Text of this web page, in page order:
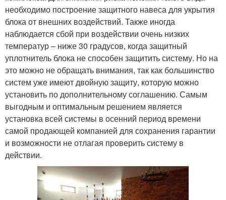
необходимо построение защитного навеса для укрытия
блока от внешних воздействий. Также иногда
наблюдается сбой при воздействии очень низких
температур – ниже 30 градусов, когда защитный
уплотнитель блока не способен защитить систему. Но на
это можно не обращать внимания, так как большинство
систем уже имеют двойную защиту, которую можно
установить по дополнительному соглашению. Самым
выгодным и оптимальным решением является
установка всей системы в осенний период времени
самой продающей компанией для сохранения гарантии
и возможности не отлагая проверить систему в
действии.